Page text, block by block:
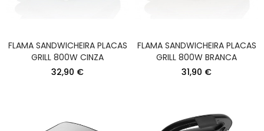
FLAMA SANDWICHEIRA PLACAS
GRILL 800W CINZA
32,90 €
FLAMA SANDWICHEIRA PLACAS
GRILL 800W BRANCA
31,90 €